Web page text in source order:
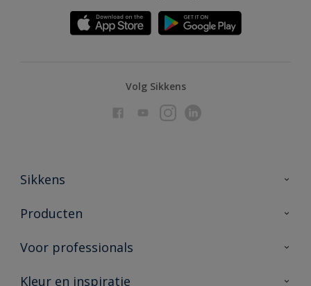
Volg Sikkens
Sikkens
Over Sikkens
Duurzaamheid
Producten
Producten voor binnen
Voor professionals
Advies & service
Kleur en inspiratie